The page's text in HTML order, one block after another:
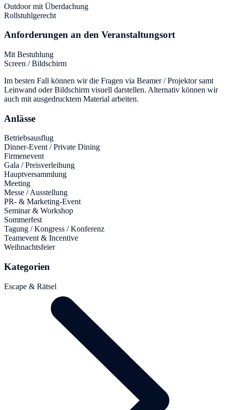
Outdoor mit Überdachung
Rollstuhlgerecht
Anforderungen an den Veranstaltungsort
Mit Bestuhlung
Screen / Bildschirm
Im besten Fall können wir die Fragen via Beamer / Projektor samt
Leinwand oder Bildschirm visuell darstellen. Alternativ können wir
auch mit ausgedrucktem Material arbeiten.
Anlässe
Betriebsausflug
Dinner-Event / Private Dining
Firmenevent
Gala / Preisverleihung
Hauptversammlung
Meeting
Messe / Ausstellung
PR- & Marketing-Event
Seminar & Workshop
Sommerfest
Tagung / Kongress / Konferenz
Teamevent & Incentive
Weihnachtsfeier
Kategorien
Escape & Rätsel